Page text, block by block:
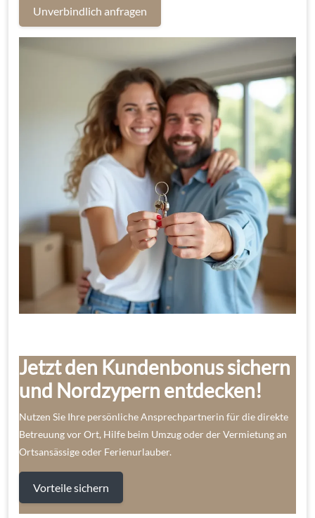
Unverbindlich anfragen
Jetzt den Kundenbonus sichern
und Nordzypern entdecken!
Nutzen Sie Ihre persönliche Ansprechpartnerin für die direkte
Betreuung vor Ort, Hilfe beim Umzug oder der Vermietung an
Ortsansässige oder Ferienurlauber.
Vorteile sichern